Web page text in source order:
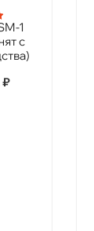
1
с
₽